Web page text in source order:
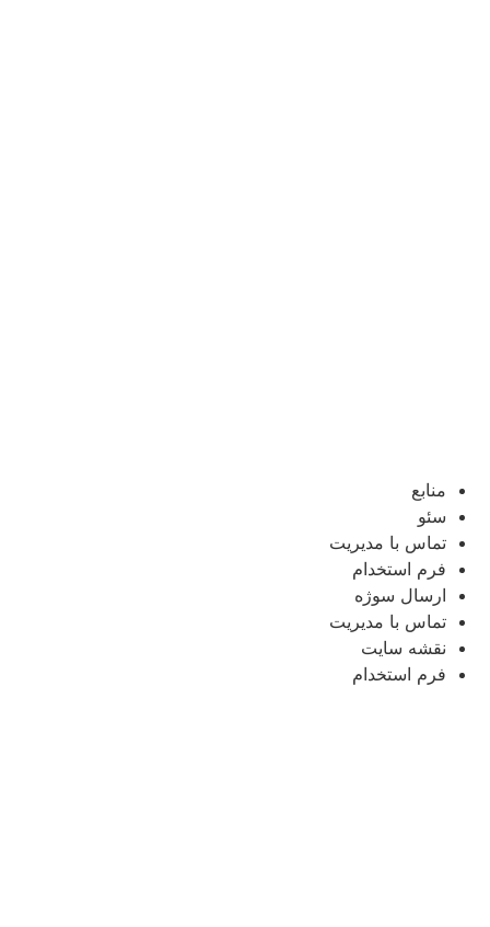
منابع
سئو
تماس با مدیریت
فرم استخدام
ارسال سوژه
تماس با مدیریت
نقشه سایت
فرم استخدام